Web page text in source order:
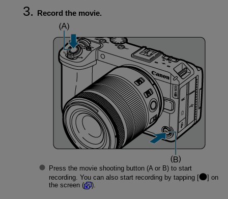
Record the movie.
Press the movie shooting button (A or B) to start
recording. You can also start recording by tapping [
] on
the screen (
).